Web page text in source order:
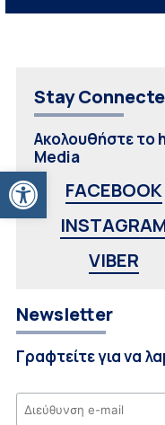
Ανοίξτε τη γραμμή εργαλείων
Stay
Ακολουθήστε το
Media
FACEBOOK
VIBER
Newsletter
Γραφτείτε για να